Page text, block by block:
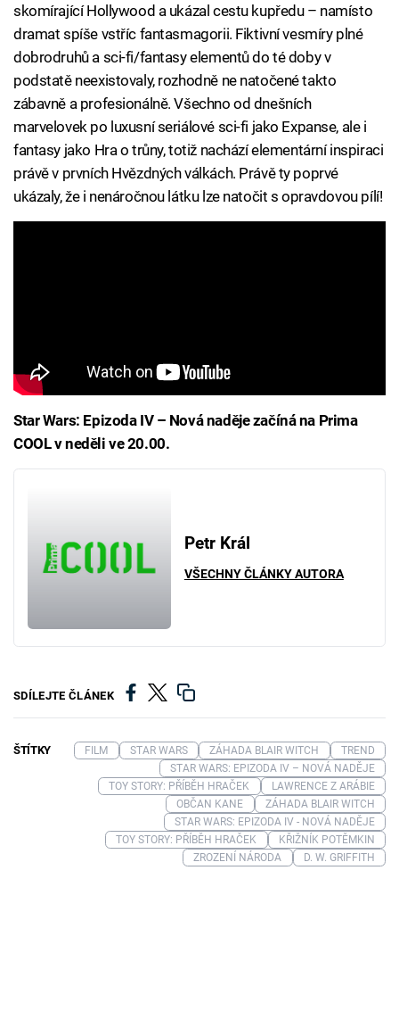
skomírající Hollywood a ukázal cestu kupředu – namísto
dramat spíše vstříc fantasmagorii. Fiktivní vesmíry plné
dobrodruhů a sci-fi/fantasy elementů do té doby v
podstatě neexistovaly, rozhodně ne natočené takto
zábavně a profesionálně. Všechno od dnešních
marvelovek po luxusní seriálové sci-fi jako Expanse, ale i
fantasy jako Hra o trůny, totiž nachází elementární inspiraci
právě v prvních Hvězdných válkách. Právě ty poprvé
ukázaly, že i nenáročnou látku lze natočit s opravdovou pílí!
Star Wars: Epizoda IV – Nová naděje začíná na Prima
COOL v neděli ve 20.00.
Petr Král
VŠECHNY ČLÁNKY AUTORA
SDÍLEJTE ČLÁNEK
ŠTÍTKY FILM STAR WARS ZÁHADA BLAIR WITCH
TREND
STAR WARS: EPIZODA IV – NOVÁ NADĚJE
TOY STORY: PŘÍBĚH HRAČEK
LAWRENCE Z ARÁBIE
OBČAN KANE
ZÁHADA BLAIR WITCH
STAR WARS: EPIZODA IV - NOVÁ NADĚJE
TOY STORY: PŘÍBĚH HRAČEK
KŘIŽNÍK POTĚMKIN
ZROZENÍ NÁRODA
D. W. GRIFFITH